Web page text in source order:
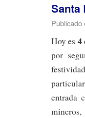
Santa
Publicado
Hoy es 4
por
entrada